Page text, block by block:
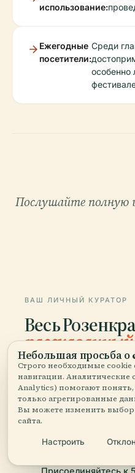
использование:
Ежегодные
посетители:
Среди
особенно
Послушайте полную
ВАШ ЛИЧНЫЙ КУРАТОР
Весь
Аудиогиды для 1 100+
История, рассказы и
доступно офлайн.
Скачать
Присоединяйтесь к
Небольшая просьба о
Строго необходимые cookie
навигации. Аналитические
Analytics) помогают
только агрегированные
Вы можете изменить
сайта.
Настроить